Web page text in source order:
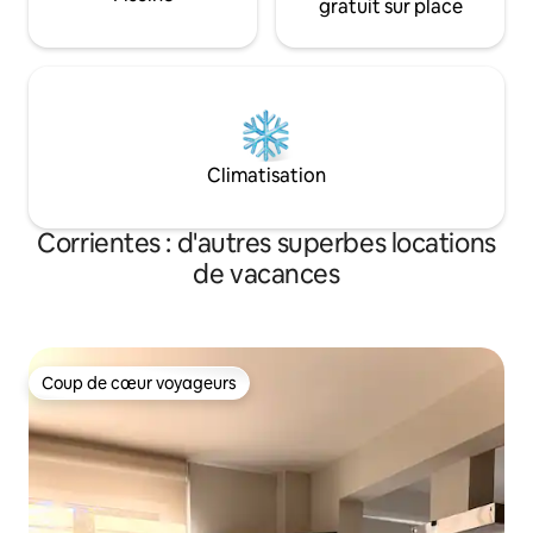
gratuit sur place
Climatisation
Corrientes : d'autres superbes locations
de vacances
Coup de cœur voyageurs
Coup de cœur voyageurs